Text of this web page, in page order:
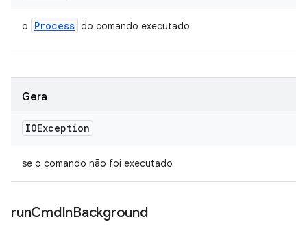
o Process do comando executado
Gera
IOException
se o comando não foi executado
runCmdInBackground